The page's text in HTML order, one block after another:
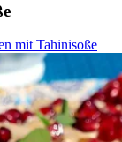
mit Tahinisoße